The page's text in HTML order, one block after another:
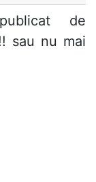
de
sau nu mai